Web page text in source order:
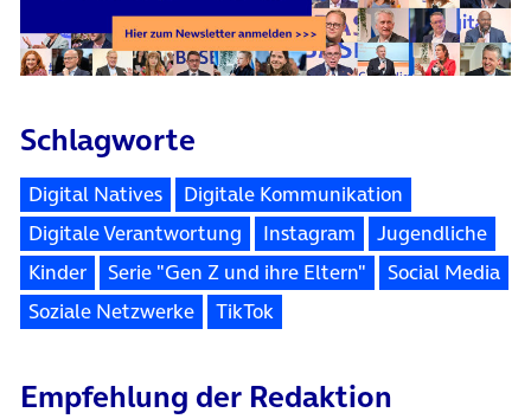
Schlagworte
Digital Natives
Digitale Kommunikation
Digitale Verantwortung
Instagram
Jugendliche
Kinder
Serie "Gen Z und ihre Eltern"
Social Media
Soziale Netzwerke
TikTok
Empfehlung der Redaktion